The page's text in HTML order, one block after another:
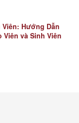
Hướng Dẫn
Viên và Sinh Viên